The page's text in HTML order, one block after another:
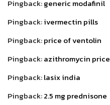
Pingback:generic modafinil
Pingback:ivermectin pills
Pingback:price of ventolin
Pingback:azithromycin price
Pingback:lasix india
Pingback:2.5 mg prednisone